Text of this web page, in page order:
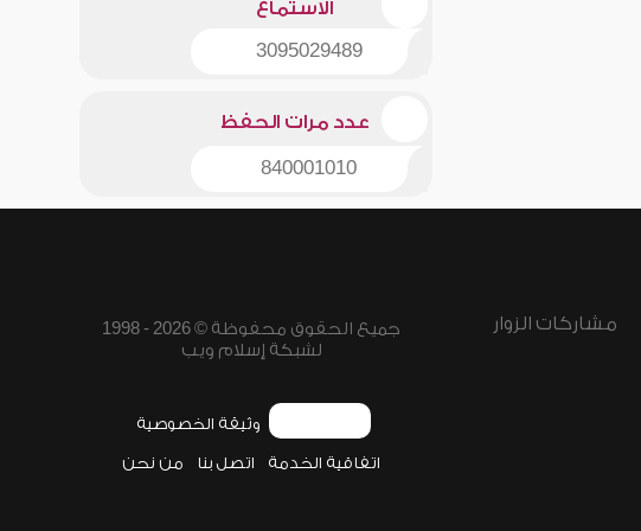
الاستماع
3095029489
عدد مرات الحفظ
840001010
مشاركات الزوار
جميع الحقوق محفوظة © 2026 - 1998
لشبكة إسلام ويب
وثيقة الخصوصية
اتفاقية الخدمة اتصل بنا من نحن